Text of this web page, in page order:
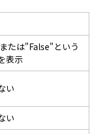
たは"False"という
表示
い
い